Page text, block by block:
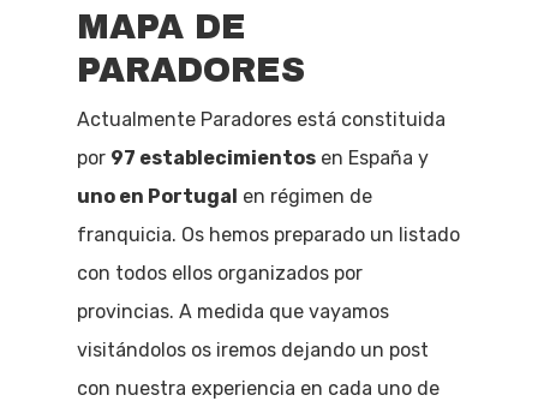
MAPA DE
PARADORES
Actualmente Paradores está constituida
por 97 establecimientos en España y
uno en Portugal en régimen de
franquicia. Os hemos preparado un listado
con todos ellos organizados por
provincias. A medida que vayamos
visitándolos os iremos dejando un post
con nuestra experiencia en cada uno de